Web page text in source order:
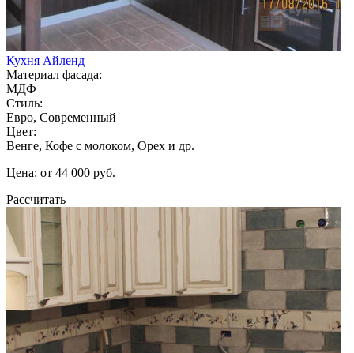
Кухня Айленд
Материал фасада:
МДФ
Стиль:
Евро, Современный
Цвет:
Венге, Кофе с молоком, Орех и др.
Цена: от 44 000 руб.
Рассчитать